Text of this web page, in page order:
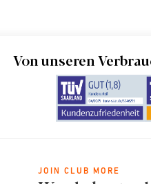
Von unseren
JOIN CLUB MORE